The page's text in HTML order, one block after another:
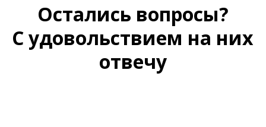
Остались вопросы?
С удовольствием на них
отвечу